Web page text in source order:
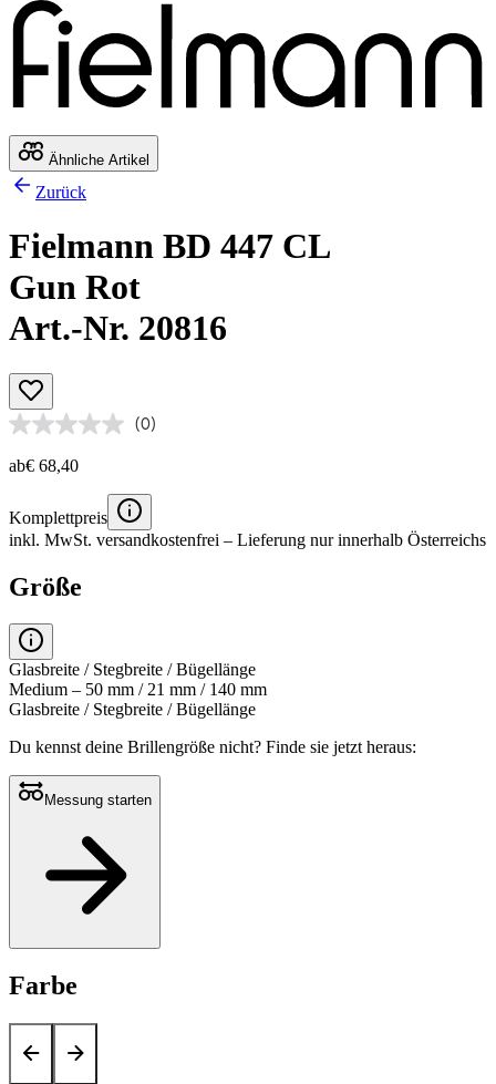
Ähnliche Artikel
Zurück
Fielmann BD 447 CL
Gun Rot
Art.-Nr. 20816
(0)
ab€ 68,40
Komplettpreis
inkl. MwSt. versandkostenfrei – Lieferung nur innerhalb Österreichs
Größe
Glasbreite / Stegbreite / Bügellänge
Medium – 50 mm / 21 mm / 140 mm
Glasbreite / Stegbreite / Bügellänge
Du kennst deine Brillengröße nicht? Finde sie jetzt heraus:
Messung starten
Farbe